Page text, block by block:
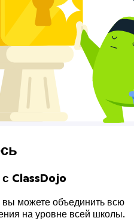
ClassDojo
можете объединить всю
на уровне всей школы.